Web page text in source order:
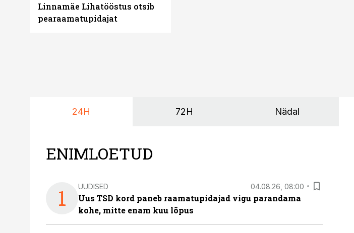
Linnamäe Lihatööstus otsib
pearaamatupidajat
24H 72H Nädal
ENIMLOETUD
1 UUDISED 04.08.26, 08:00
Uus TSD kord paneb raamatupidajad vigu parandama
kohe, mitte enam kuu lõpus